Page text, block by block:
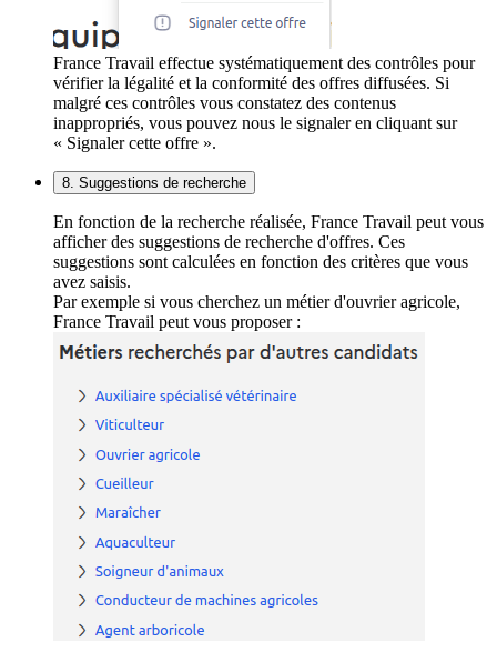
France Travail effectue systématiquement des contrôles pour
vérifier la légalité et la conformité des offres diffusées. Si
malgré ces contrôles vous constatez des contenus
inappropriés, vous pouvez nous le signaler en cliquant sur
« Signaler cette offre ».
8. Suggestions de recherche
En fonction de la recherche réalisée, France Travail peut vous
afficher des suggestions de recherche d'offres. Ces
suggestions sont calculées en fonction des critères que vous
avez saisis.
Par exemple si vous cherchez un métier d'ouvrier agricole,
France Travail peut vous proposer :